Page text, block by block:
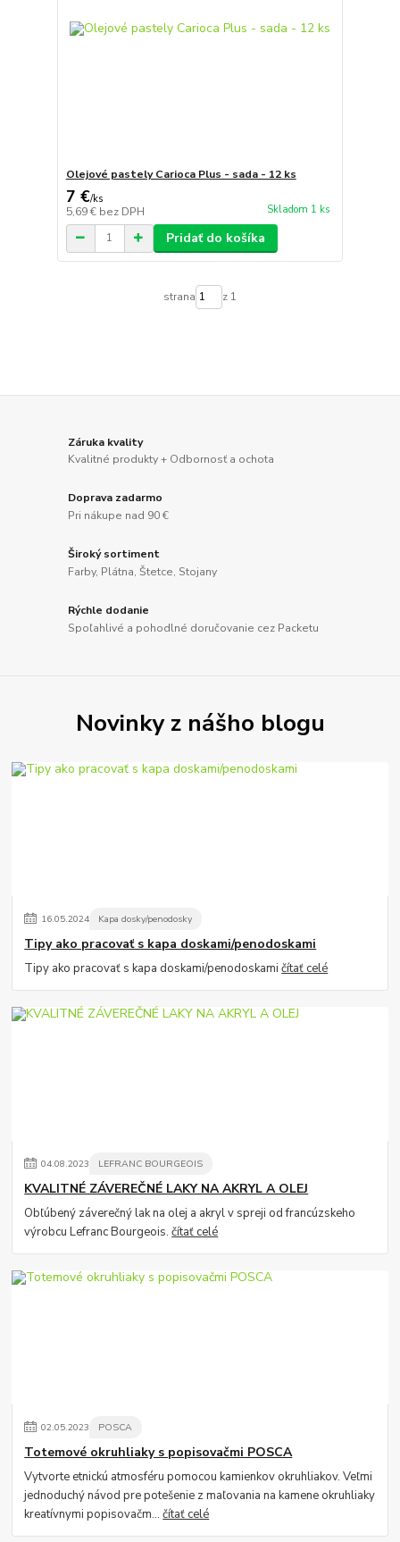
Olejové pastely Carioca Plus - sada - 12 ks
7 €/ks
5,69 € bez DPH Skladom 1 ks
Pridať do košíka
strana z 1
Záruka kvality
Kvalitné produkty + Odbornosť a ochota
Doprava zadarmo
Pri nákupe nad 90 €
Široký sortiment
Farby, Plátna, Štetce, Stojany
Rýchle dodanie
Spoľahlivé a pohodlné doručovanie cez Packetu
Novinky z nášho blogu
16.05.2024 Kapa dosky/penodosky
Tipy ako pracovať s kapa doskami/penodoskami
Tipy ako pracovať s kapa doskami/penodoskamičítať celé
04.08.2023 LEFRANC BOURGEOIS
KVALITNÉ ZÁVEREČNÉ LAKY NA AKRYL A OLEJ
Obľúbený záverečný lak na olej a akryl v spreji od francúzskeho
výrobcu Lefranc Bourgeois.čítať celé
02.05.2023 POSCA
Totemové okruhliaky s popisovačmi POSCA
Vytvorte etnickú atmosféru pomocou kamienkov okruhliakov. Veľmi
jednoduchý návod pre potešenie z maľovania na kamene okruhliaky
kreatívnymi popisovačm...čítať celé